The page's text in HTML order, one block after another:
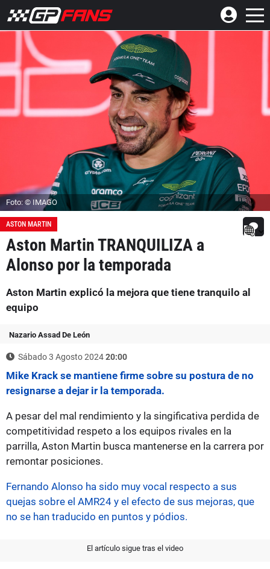
Foto: © IMAGO
ASTON MARTIN
Aston Martin TRANQUILIZA a
Alonso por la temporada
Aston Martin explicó la mejora que tiene tranquilo al
equipo
Nazario Assad De León
Sábado 3 Agosto 202420:00
Mike Krack se mantiene firme sobre su postura de no
resignarse a dejar ir la temporada.
A pesar del mal rendimiento y la singificativa perdida de
competitividad respeto a los equipos rivales en la
parrilla, Aston Martin busca mantenerse en la carrera por
remontar posiciones.
Fernando Alonso ha sido muy vocal respecto a sus
quejas sobre el AMR24 y el efecto de sus mejoras, que
no se han traducido en puntos y pódios.
El artículo sigue tras el video